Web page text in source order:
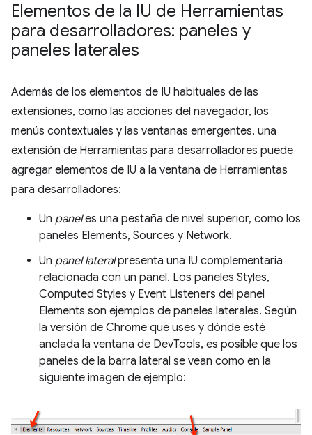
Elementos de la IU de Herramientas
para desarrolladores: paneles y
paneles laterales
Además de los elementos de IU habituales de las
extensiones, como las acciones del navegador, los
menús contextuales y las ventanas emergentes, una
extensión de Herramientas para desarrolladores puede
agregar elementos de IU a la ventana de Herramientas
para desarrolladores:
Un paneles una pestaña de nivel superior, como los
paneles Elements, Sources y Network.
Un panel lateralpresenta una IU complementaria
relacionada con un panel. Los paneles Styles,
Computed Styles y Event Listeners del panel
Elements son ejemplos de paneles laterales. Según
la versión de Chrome que uses y dónde esté
anclada la ventana de DevTools, es posible que los
paneles de la barra lateral se vean como en la
siguiente imagen de ejemplo: